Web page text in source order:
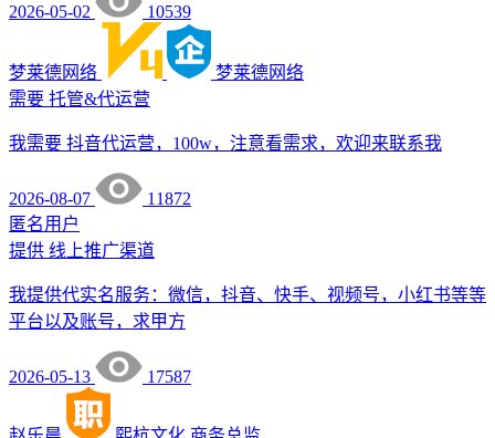
2026-05-02 10539
梦莱德网络
梦莱德网络
需要 托管&代运营
我需要 抖音代运营，100w，注意看需求，欢迎来联系我
2026-08-07
11872
匿名用户
提供 线上推广渠道
我提供代实名服务：微信，抖音、快手、视频号，小红书等等
平台以及账号，求甲方
2026-05-13 17587